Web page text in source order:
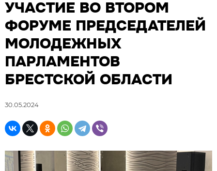
УЧАСТИЕ ВО ВТОРОМ
ФОРУМЕ ПРЕДСЕДАТЕЛЕЙ
МОЛОДЕЖНЫХ
ПАРЛАМЕНТОВ
БРЕСТСКОЙ ОБЛАСТИ
30.05.2024